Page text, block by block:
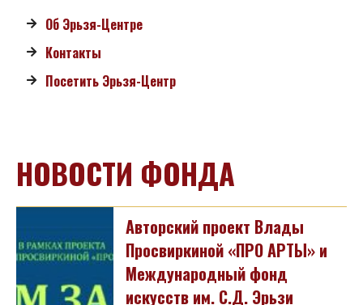
Об Эрьзя-Центре
Контакты
Посетить Эрьзя-Центр
НОВОСТИ ФОНДА
Авторский проект Влады
Просвиркиной «ПРО АРТЫ» и
Международный фонд
искусств им. С.Д. Эрьзи